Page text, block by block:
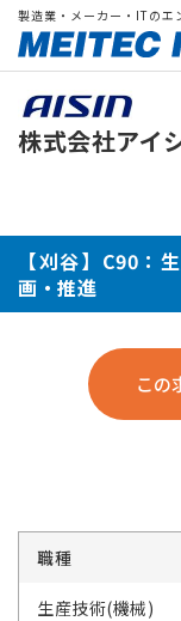
製造業・メーカー・ITのエ
株式会社アイ
【刈谷】C90：
画・推進
この
職種
生産技術(機械)